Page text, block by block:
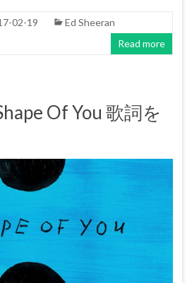
02-19
Ed Sheeran
Read more
Of You 歌詞を